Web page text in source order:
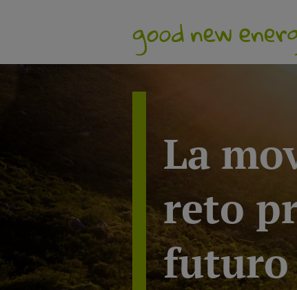
La
reto
futuro